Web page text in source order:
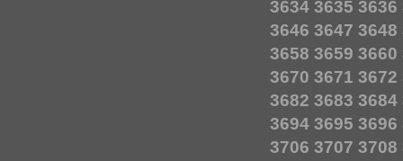
3634 3635 3636
3646 3647 3648
3658 3659 3660
3670 3671 3672
3682 3683 3684
3694 3695 3696
3706 3707 3708